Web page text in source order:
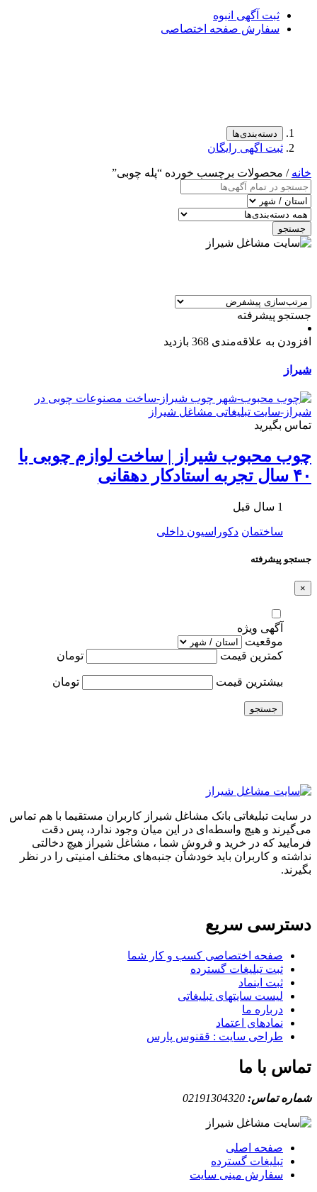
ثبت آگهی انبوه
سفارش صفحه اختصاصی
دسته‌بندی‌ها
ثبت اگهی رایگان
خانه / محصولات برچسب خورده “پله چوبی”
جستجو
جستجو پیشرفته
افزودن به علاقه‌مندی 368 بازدید
شیراز
تماس بگیرید
چوب محبوب شیراز | ساخت لوازم چوبی با
۴۰ سال تجربه استادکار دهقانی
1 سال قبل
ساختمان دکوراسیون داخلی
جستجو پیشرفته
×
آگهی ویژه
موقعیت
کمترین قیمت
تومان
بیشترین قیمت تومان
جستجو
در سایت تبلیغاتی بانک مشاغل شیراز کاربران مستقیما با هم تماس
می‌گیرند و هیچ واسطه‌ای در این میان وجود ندارد، پس دقت
فرمایید که در خرید و فروشِ شما ، مشاغل شیراز هیچ دخالتی
نداشته و کاربران باید خودشان جنبه‌های مختلف امنیتی را در نظر
بگیرند.
دسترسی سریع
صفحه اختصاصی کسب و کار شما
ثبت تبلیغات گسترده
ثبت اینماد
لیست سایتهای تبلیغاتی
درباره ما
نمادهای اعتماد
طراحی سایت : ققنوس پارس
تماس با ما
شماره تماس: 02191304320
صفحه اصلی
تبلیغات گسترده
سفارش مینی سایت